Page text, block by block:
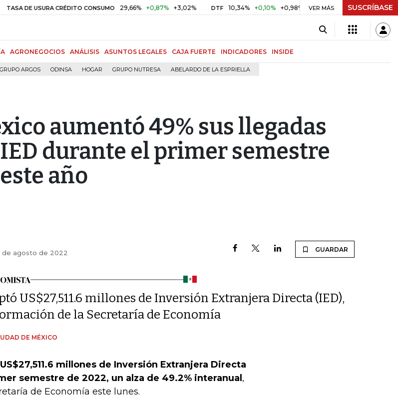
USURA CRÉDITO CONSUMO 29,66% +0,87% +3,02% DTF 10,34% +0,10% +0,98% UVR $ 416,91 +$ 0,05 +0,01%
VER MÁS SUSCRÍBASE
AGRONEGOCIOS ANÁLISIS ASUNTOS LEGALES CAJA FUERTE INDICADORES INSIDE
GRUPO ARGOS ODINSA HOGAR GRUPO NUTRESA ABELARDO DE LA ESPRIELLA
aumentó 49% sus llegadas
durante el primer semestre
año
de agosto de 2022 GUARDAR
US$27,511.6 millones de Inversión Extranjera Directa (IED),
de la Secretaría de Economía
DE MÉXICO
millones de Inversión Extranjera Directa
semestre de 2022, un alza de 49.2% interanual ,
de Economía este lunes.